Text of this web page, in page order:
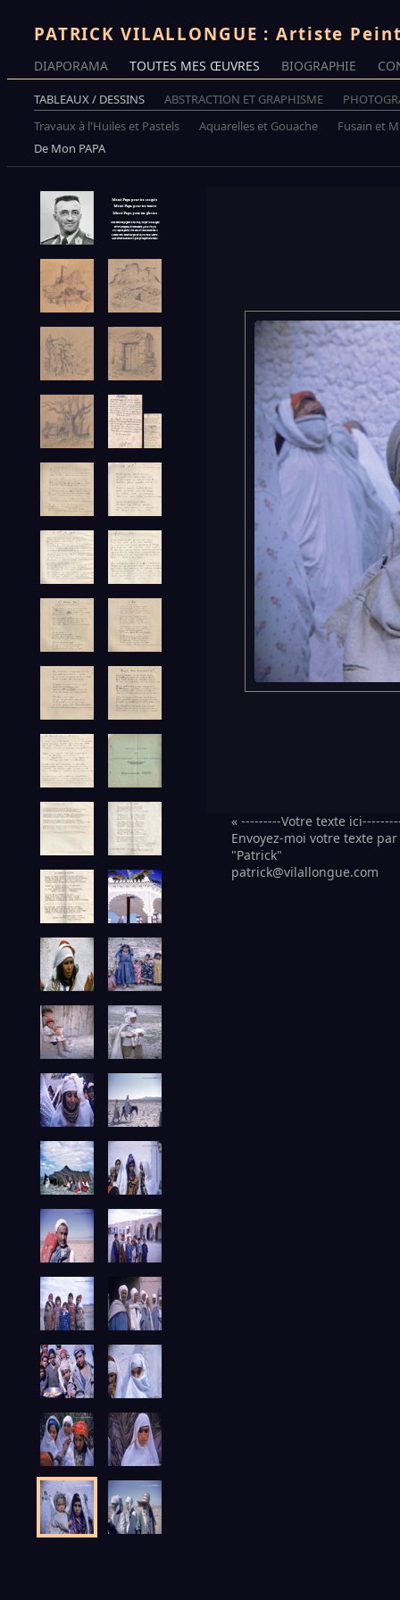
PATRICK VILALLONGUE : Artiste
DIAPORAMA TOUTES MES ŒUVRES BIOGRAPHIE
TABLEAUX / DESSINS ABSTRACTION ET GRAPHISME
Travaux à l'Huiles et Pastels
Aquarelles et Gouache
Fusain et
De Mon PAPA
« ---------Votre texte
Envoyez-moi votre texte
"Patrick"
patrick@vilallongue.com